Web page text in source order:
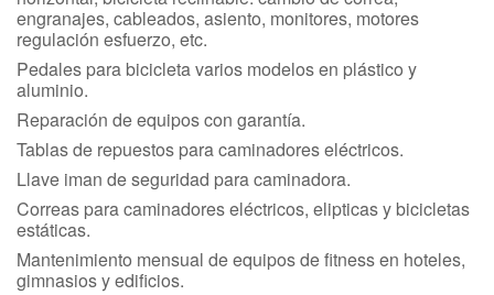
engranajes, cableados, asiento, monitores, motores
regulación esfuerzo, etc.
Pedales para bicicleta varios modelos en plástico y
aluminio.
Reparación de equipos con garantía.
Tablas de repuestos para caminadores eléctricos.
Llave iman de seguridad para caminadora.
Correas para caminadores eléctricos, elipticas y bicicletas
estáticas.
Mantenimiento mensual de equipos de fitness en hoteles,
gimnasios y edificios.